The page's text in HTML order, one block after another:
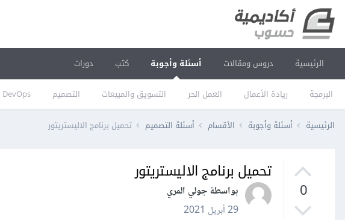
الرئيسية دروس ومقالات أسئلة وأجوبة
البرمجة ريادة الأعمال العمل الحر التسويق والمبيعات التصميم DevOps
كتب دورات
الرئيسية أسئلة وأجوبة الأقسام أسئلة التصميم تحميل برنامج الاليستريتور
0
تحميل برنامج الاليستريتور
بواسطة جولي المري
29 أبريل 2021